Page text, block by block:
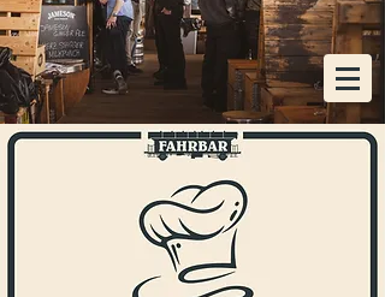
KOSTENLOSE HEIMLIEFERUNG AB EINER
BESTELLUNG VON 48x FLASCHEN